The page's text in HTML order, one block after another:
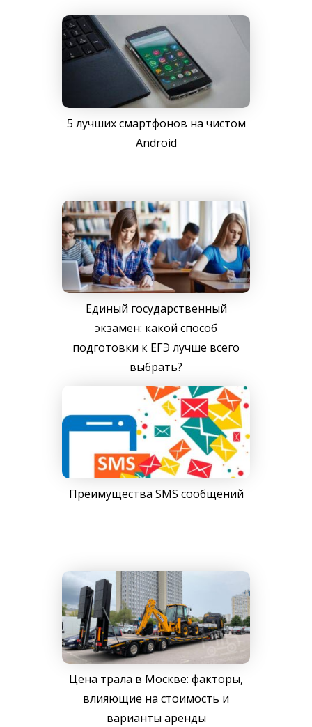
5 лучших смартфонов на чистом
Android
Единый государственный
экзамен: какой способ
подготовки к ЕГЭ лучше всего
выбрать?
Преимущества SMS сообщений
Цена трала в Москве: факторы,
влияющие на стоимость и
варианты аренды